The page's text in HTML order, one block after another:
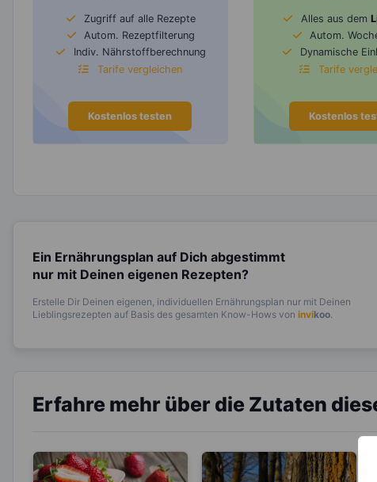
Zugriff auf alle Rezepte
Autom. Rezeptfilterung
Indiv. Nährstoffberechnung
Tarife vergleichen
Kostenlos testen
Alles aus dem
Autom.
Dynamische
Tarife
Kostenlos
Ein Ernährungsplan auf Dich abgestimmt
nur mit Deinen eigenen Rezepten?
Erstelle Dir Deinen eigenen, individuellen Ernährungsplan nur mit Deinen
Lieblingsrezepten auf Basis des gesamten Know-Hows von invikoo.
Erfahre mehr über die Zutaten